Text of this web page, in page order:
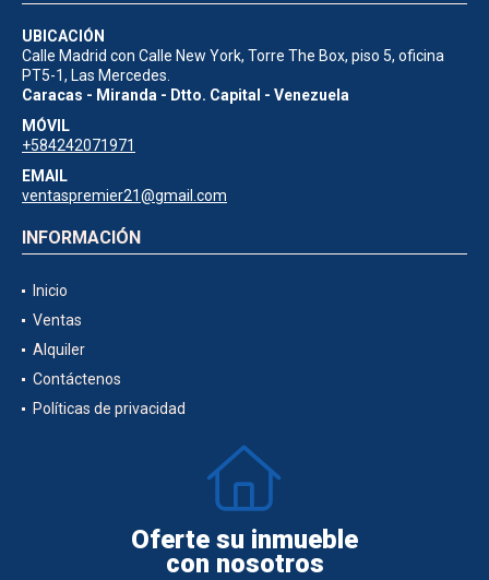
UBICACIÓN
Calle Madrid con Calle New York, Torre The Box, piso 5, oficina
PT5-1, Las Mercedes.
Caracas - Miranda - Dtto. Capital - Venezuela
MÓVIL
+584242071971
EMAIL
ventaspremier21@gmail.com
INFORMACIÓN
Inicio
Ventas
Alquiler
Contáctenos
Políticas de privacidad
Oferte su inmueble
con nosotros